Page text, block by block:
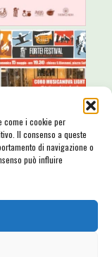
come i cookie per
Il consenso a queste
di navigazione o
può influire